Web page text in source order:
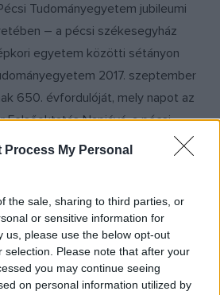
Process My Personal
the sale, sharing to third parties, or
or sensitive information for
us, please use the below opt-out
selection. Please note that after your
you may continue seeing
on personal information utilized by
Tudományegyetem jubileumi
– a pécsi székesegyház
egyetem közötti sétányon
2017. szeptember
650. évfordulóját, mely napot az
Felsőoktatás Napjává, a pécsi
nyilvánított. A PTE 650
2016. szeptember 5-ével
a PTE 650 éves
célja az egyetemalapítás
terület és az egyetem mai
magas művészi színvonalat